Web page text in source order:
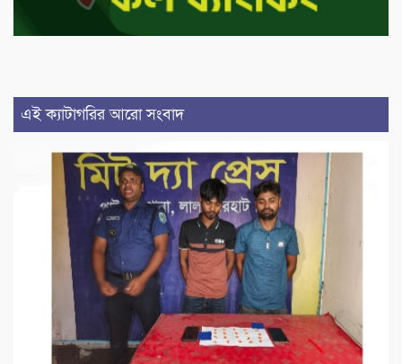
এই ক্যাটাগরির আরো সংবাদ